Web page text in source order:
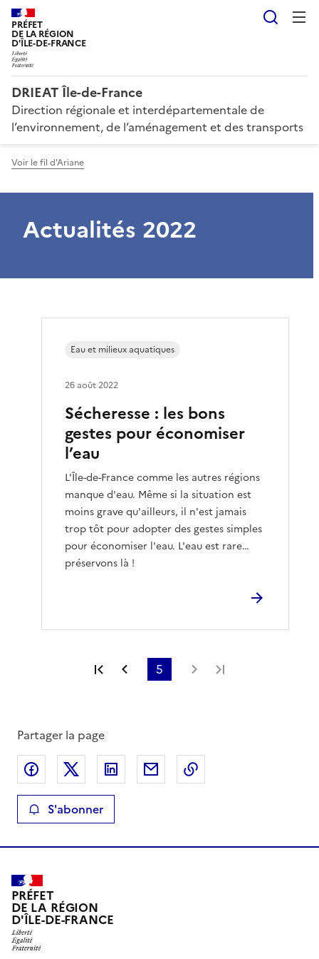
PRÉFET
DE LA RÉGION
D'ÎLE-DE-FRANCE
DRIEAT Île-de-France
Direction régionale et interdépartementale de
l’environnement, de l’aménagement et des transports
Voir le fil d'Ariane
Actualités 2022
Sécheresse : les bons
gestes pour économiser
l’eau
L'Île-de-France comme les autres régions
manque d'eau. Même si la situation est
moins grave qu'ailleurs, il n'est jamais
trop tôt pour adopter des gestes simples
pour économiser l'eau. L'eau est rare…
préservons là !
Eau et milieux aquatiques
26 août 2022
Première page
Page précédente
5 Page suivante
Partager la page
Partager sur Facebook
Partager sur XPartager sur LinkedIn
Partager par email
S'abonner
PRÉFET
DE LA RÉGION
D'ÎLE-DE-FRANCE